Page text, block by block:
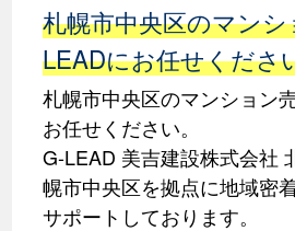
札幌市中央区のマン
LEADにお任せくださ
札幌市中央区のマンション
お任せください。
G-LEAD 美吉建設株式会社
幌市中央区を拠点に地域密
サポートしております。